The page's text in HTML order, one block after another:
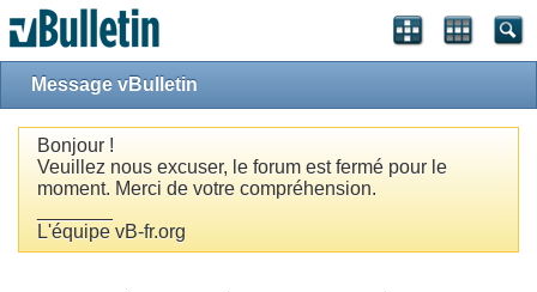
Message vBulletin
Bonjour !
Veuillez nous excuser, le forum est fermé pour le
moment. Merci de votre compréhension.
L'équipe vB-fr.org